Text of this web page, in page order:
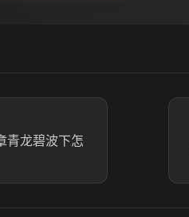
青龙碧波下怎